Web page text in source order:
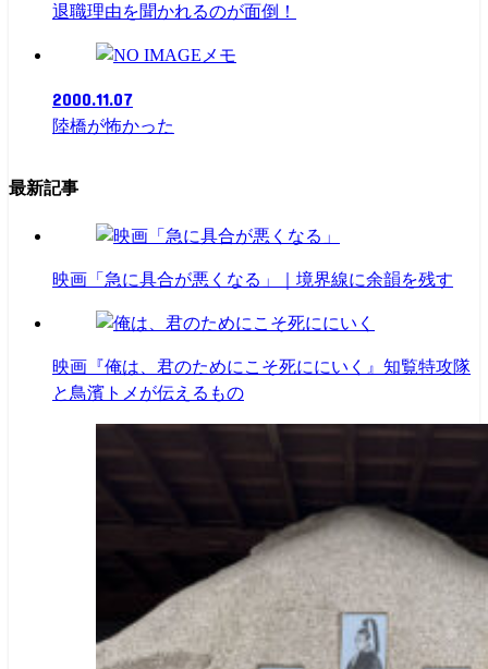
退職理由を聞かれるのが面倒！
メモ
2000.11.07
陸橋が怖かった
最新記事
映画「急に具合が悪くなる」｜境界線に余韻を残す
映画『俺は、君のためにこそ死ににいく』知覧特攻隊
と鳥濱トメが伝えるもの